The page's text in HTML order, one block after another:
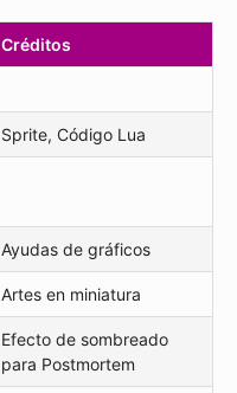
Créditos
Sprite, Código Lua
Ayudas de gráficos
Artes en miniatura
Efecto de sombreado
para Postmortem